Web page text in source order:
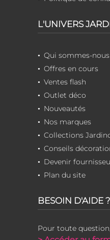
L'UNIVERS
Qui sommes-nous
Offres en cours
Ventes flash
Outlet déco
Nouveautés
Nos marques
Collections
Conseils
Devenir
Plan du site
BESOIN D'AIDE ?
Pour toute